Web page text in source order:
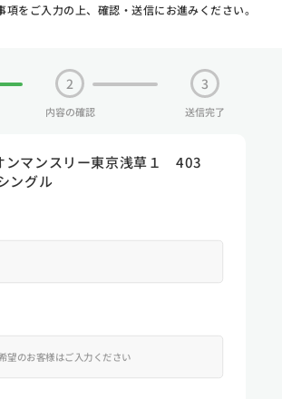
をご入力の上、確認・送信にお進みください。
2
内容の確認
3
送信完了
ンマンスリー東京浅草１ 403
ングル